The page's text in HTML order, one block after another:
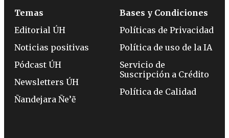
Temas
Editorial ÚH
Noticias positivas
Pódcast ÚH
Newsletters ÚH
Ñandejara Ñe’ẽ
Bases y Condiciones
Políticas de Privacidad
Política de uso de la IA
Servicio de
Suscripción a Crédito
Política de Calidad